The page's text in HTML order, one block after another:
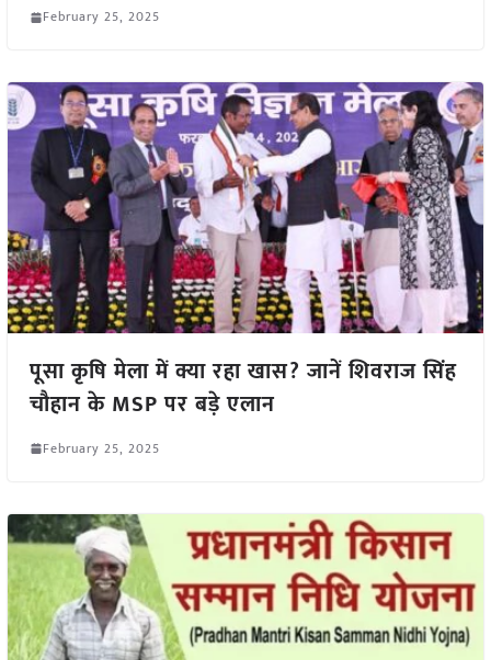
February 25, 2025
पूसा कृषि मेला में क्या रहा खास? जानें शिवराज सिंह
चौहान के MSP पर बड़े एलान
February 25, 2025